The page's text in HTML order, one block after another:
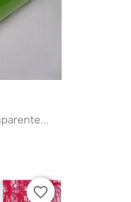
favorite_border